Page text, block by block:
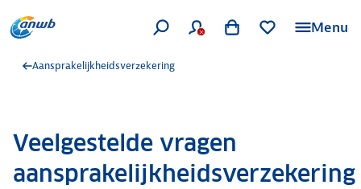
Menu
Aansprakelijkheidsverzekering
Veelgestelde vragen
aansprakelijkheidsverzekering